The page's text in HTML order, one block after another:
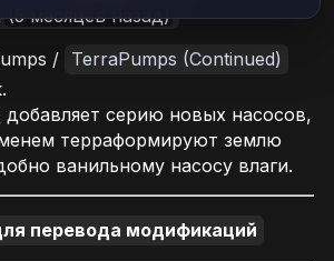
(5 месяцев назад)
/ TerraPumps (Continued)
серию новых насосов,
терраформируют землю
ванильному насосу влаги.
перевода модификаций